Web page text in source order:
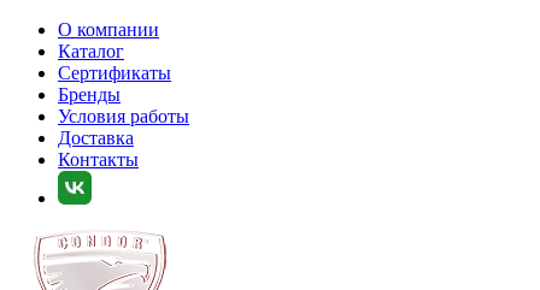
О компании
Каталог
Сертификаты
Бренды
Условия работы
Доставка
Контакты